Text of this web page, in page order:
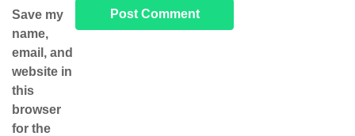
Save my
name,
email, and
website in
this
browser
for the